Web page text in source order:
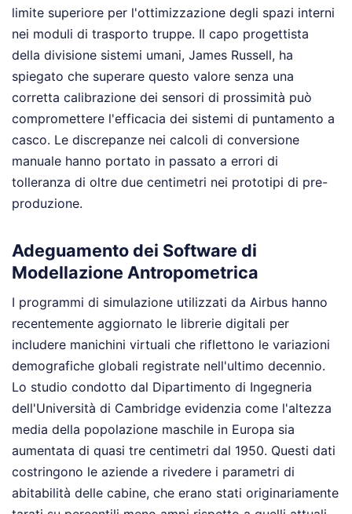
limite superiore per l'ottimizzazione degli spazi interni
nei moduli di trasporto truppe. Il capo progettista
della divisione sistemi umani, James Russell, ha
spiegato che superare questo valore senza una
corretta calibrazione dei sensori di prossimità può
compromettere l'efficacia dei sistemi di puntamento a
casco. Le discrepanze nei calcoli di conversione
manuale hanno portato in passato a errori di
tolleranza di oltre due centimetri nei prototipi di pre-
produzione.
Adeguamento dei Software di
Modellazione Antropometrica
I programmi di simulazione utilizzati da Airbus hanno
recentemente aggiornato le librerie digitali per
includere manichini virtuali che riflettono le variazioni
demografiche globali registrate nell'ultimo decennio.
Lo studio condotto dal Dipartimento di Ingegneria
dell'Università di Cambridge evidenzia come l'altezza
media della popolazione maschile in Europa sia
aumentata di quasi tre centimetri dal 1950. Questi dati
costringono le aziende a rivedere i parametri di
abitabilità delle cabine, che erano stati originariamente